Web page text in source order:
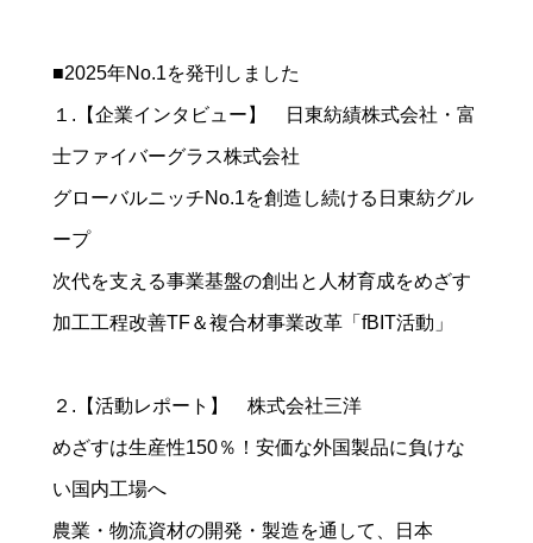
■2025年No.1を発刊しました
１.【企業インタビュー】 日東紡績株式会社・富
士ファイバーグラス株式会社
グローバルニッチNo.1を創造し続ける日東紡グル
ープ
次代を支える事業基盤の創出と人材育成をめざす
加工工程改善TF＆複合材事業改革「fBIT活動」
２.【活動レポート】 株式会社三洋
めざすは生産性150％！安価な外国製品に負けな
い国内工場へ
農業・物流資材の開発・製造を通して、日本